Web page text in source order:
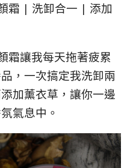
霜 | 洗卸合一 | 添加
霜讓我每天拖著疲累
，一次搞定我洗卸兩
加薰衣草，讓你一邊
氣息中。